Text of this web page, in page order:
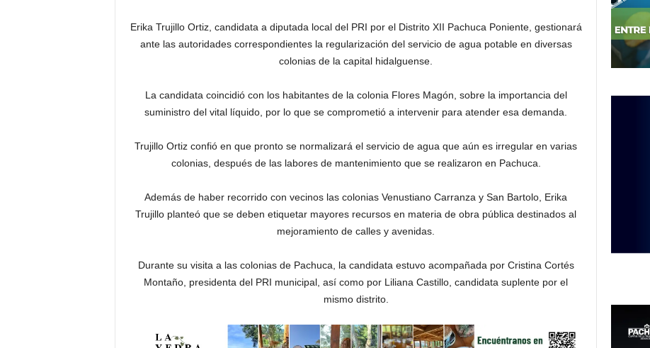
Erika Trujillo Ortiz, candidata a diputada local del PRI por el Distrito XII Pachuca Poniente, gestionará
ante las autoridades correspondientes la regularización del servicio de agua potable en diversas
colonias de la capital hidalguense.
La candidata coincidió con los habitantes de la colonia Flores Magón, sobre la importancia del
suministro del vital líquido, por lo que se comprometió a intervenir para atender esa demanda.
Trujillo Ortiz confió en que pronto se normalizará el servicio de agua que aún es irregular en varias
colonias, después de las labores de mantenimiento que se realizaron en Pachuca.
Además de haber recorrido con vecinos las colonias Venustiano Carranza y San Bartolo, Erika
Trujillo planteó que se deben etiquetar mayores recursos en materia de obra pública destinados al
mejoramiento de calles y avenidas.
Durante su visita a las colonias de Pachuca, la candidata estuvo acompañada por Cristina Cortés
Montaño, presidenta del PRI municipal, así como por Liliana Castillo, candidata suplente por el
mismo distrito.